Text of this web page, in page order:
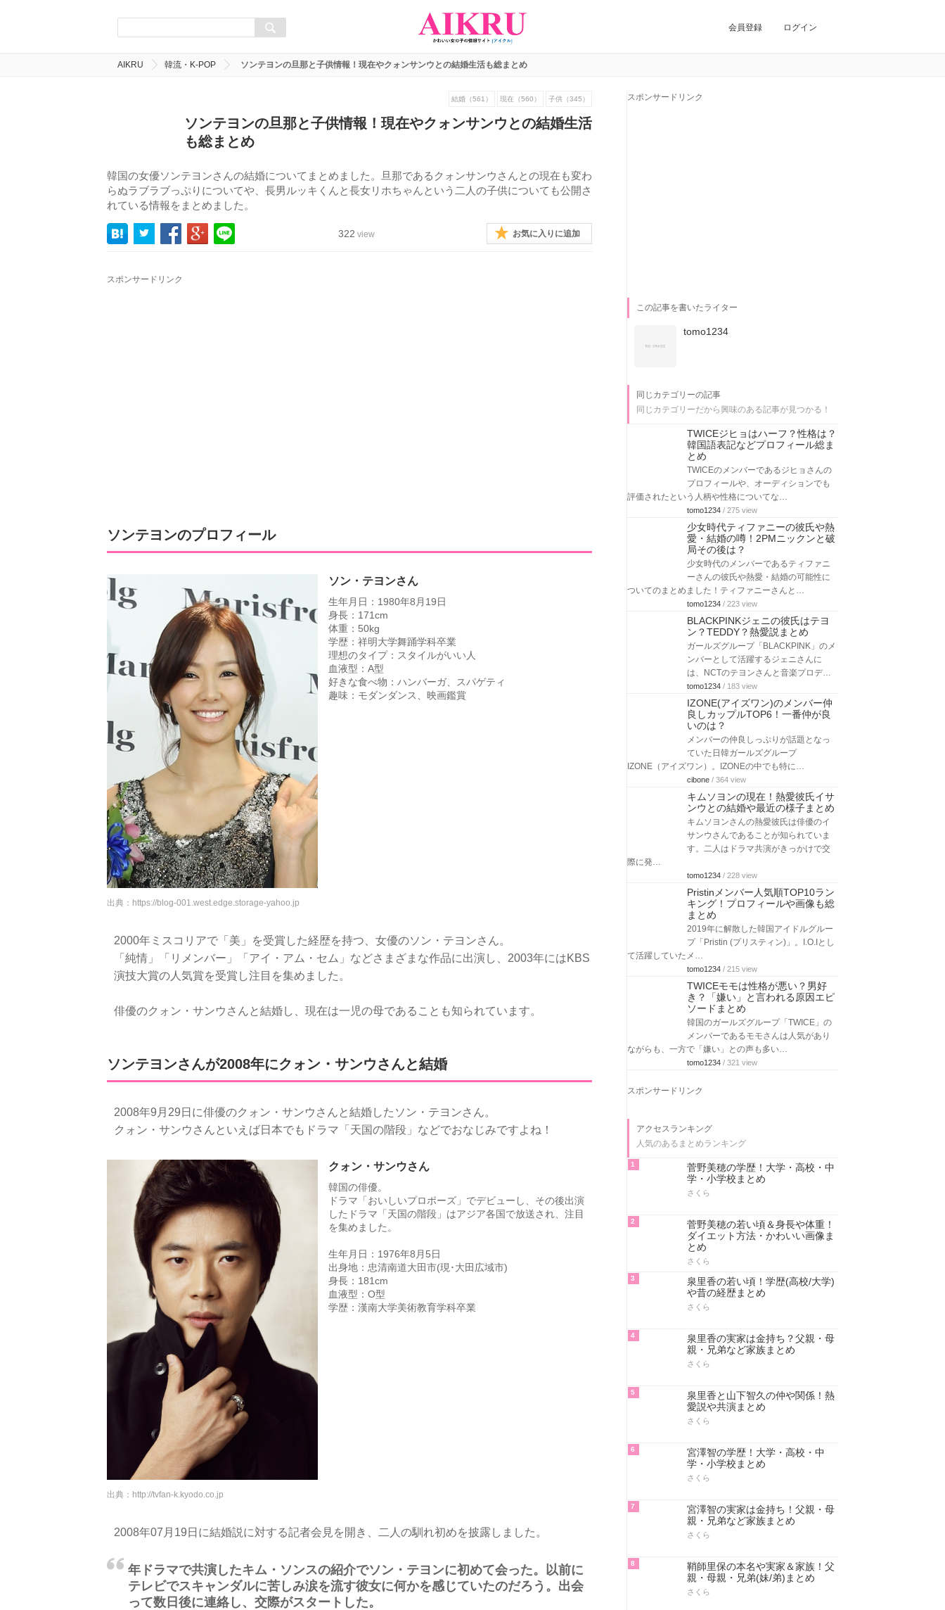
会員登録 ログイン
AIKRU 韓流・K-POP ソンテヨンの旦那と子供情報！現在やクォンサンウとの結婚生活も総まとめ
結婚（561） 現在（560） 子供（345）
ソンテヨンの旦那と子供情報！現在やクォンサンウとの結婚生活
も総まとめ
韓国の女優ソンテヨンさんの結婚についてまとめました。旦那であるクォンサンウさんとの現在も変わ
らぬラブラブっぷりについてや、長男ルッキくんと長女リホちゃんという二人の子供についても公開さ
れている情報をまとめました。
322 view お気に入りに追加
スポンサードリンク
ソンテヨンのプロフィール
ソン・テヨンさん
生年月日：1980年8月19日
身長：171cm
体重：50kg
学歴：祥明大学舞踊学科卒業
理想のタイプ：スタイルがいい人
血液型：A型
好きな食べ物：ハンバーガ、スパゲティ
趣味：モダンダンス、映画鑑賞
出典： https://blog-001.west.edge.storage-yahoo.jp
2000年ミスコリアで「美」を受賞した経歴を持つ、女優のソン・テヨンさん。
「純情」「リメンバー」「アイ・アム・セム」などさまざまな作品に出演し、2003年にはKBS
演技大賞の人気賞を受賞し注目を集めました。
俳優のクォン・サンウさんと結婚し、現在は一児の母であることも知られています。
ソンテヨンさんが2008年にクォン・サンウさんと結婚
2008年9月29日に俳優のクォン・サンウさんと結婚したソン・テヨンさん。
クォン・サンウさんといえば日本でもドラマ「天国の階段」などでおなじみですよね！
クォン・サンウさん
韓国の俳優。
ドラマ「おいしいプロポーズ」でデビューし、その後出演
したドラマ「天国の階段」はアジア各国で放送され、注目
を集めました。
生年月日：1976年8月5日
出身地：忠清南道大田市(現･大田広域市)
身長：181cm
血液型：O型
学歴：漢南大学美術教育学科卒業
出典： http://tvfan-k.kyodo.co.jp
2008年07月19日に結婚説に対する記者会見を開き、二人の馴れ初めを披露しました。
年ドラマで共演したキム・ソンスの紹介でソン・テヨンに初めて会った。以前に
テレビでスキャンダルに苦しみ涙を流す彼女に何かを感じていたのだろう。出会
って数日後に連絡し、交際がスタートした。
スポンサードリンク
この記事を書いたライター
tomo1234
同じカテゴリーの記事
同じカテゴリーだから興味のある記事が見つかる！
TWICEジヒョはハーフ？性格は？
韓国語表記などプロフィール総ま
とめ
TWICEのメンバーであるジヒョさんの
プロフィールや、オーディションでも
評価されたという人柄や性格についてな…
tomo1234 / 275 view
少女時代ティファニーの彼氏や熱
愛・結婚の噂！2PMニックンと破
局その後は？
少女時代のメンバーであるティファニ
ーさんの彼氏や熱愛・結婚の可能性に
ついてのまとめました！ティファニーさんと…
tomo1234 / 223 view
BLACKPINKジェニの彼氏はテヨ
ン？TEDDY？熱愛説まとめ
ガールズグループ「BLACKPINK」のメ
ンバーとして活躍するジェニさんに
は、NCTのテヨンさんと音楽プロデ…
tomo1234 / 183 view
IZONE(アイズワン)のメンバー仲
良しカップルTOP6！一番仲が良
いのは？
メンバーの仲良しっぷりが話題となっ
ていた日韓ガールズグループ
IZONE（アイズワン）。IZONEの中でも特に…
cibone / 364 view
キムソヨンの現在！熱愛彼氏イサ
ンウとの結婚や最近の様子まとめ
キムソヨンさんの熱愛彼氏は俳優のイ
サンウさんであることが知られていま
す。二人はドラマ共演がきっかけで交
際に発…
tomo1234 / 228 view
Pristinメンバー人気順TOP10ラン
キング！プロフィールや画像も総
まとめ
2019年に解散した韓国アイドルグルー
プ「Pristin (プリスティン)」。I.O.Iとし
て活躍していたメ…
tomo1234 / 215 view
TWICEモモは性格が悪い？男好
き？「嫌い」と言われる原因エピ
ソードまとめ
韓国のガールズグループ「TWICE」の
メンバーであるモモさんは人気があり
ながらも、一方で「嫌い」との声も多い…
tomo1234 / 321 view
スポンサードリンク
アクセスランキング
人気のあるまとめランキング
1
菅野美穂の学歴！大学・高校・中
学・小学校まとめ
さくら
2
菅野美穂の若い頃＆身長や体重！
ダイエット方法・かわいい画像ま
とめ
さくら
3
泉里香の若い頃！学歴(高校/大学)
や昔の経歴まとめ
さくら
4
泉里香の実家は金持ち？父親・母
親・兄弟など家族まとめ
さくら
5
泉里香と山下智久の仲や関係！熱
愛説や共演まとめ
さくら
6
宮澤智の学歴！大学・高校・中
学・小学校まとめ
さくら
7
宮澤智の実家は金持ち！父親・母
親・兄弟など家族まとめ
さくら
8
鞘師里保の本名や実家＆家族！父
親・母親・兄弟(妹/弟)まとめ
さくら